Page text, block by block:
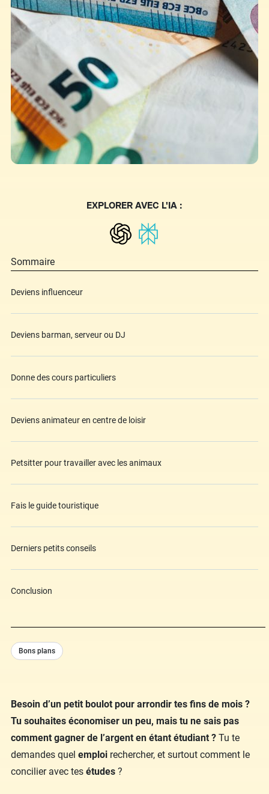
Besoin d’un petit boulot pour arrondir tes fins de mois ?
Tu souhaites économiser un peu, mais tu ne sais pas
comment gagner de l’argent en étant étudiant ? Tu te
demandes quel emploi rechercher, et surtout comment le
concilier avec tes études ?
EXPLORER AVEC L'IA :
Sommaire
Deviens influenceur
Deviens barman, serveur ou DJ
Donne des cours particuliers
Deviens animateur en centre de loisir
Petsitter pour travailler avec les animaux
Fais le guide touristique
Derniers petits conseils
Conclusion
Bons plans